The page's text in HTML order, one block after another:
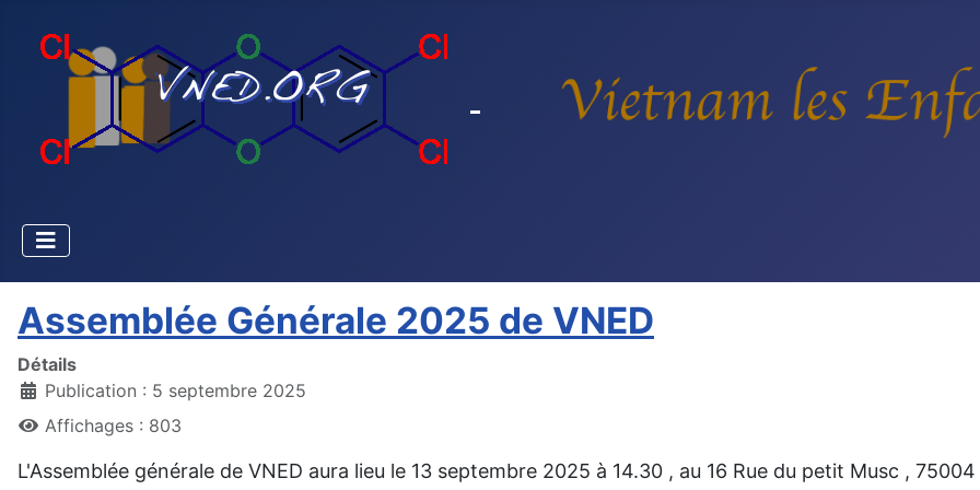
Assemblée Générale 2025 de VNED
Détails
Publication : 5 septembre 2025
Affichages : 803
L'Assemblée générale de VNED aura lieu le 13 septembre 2025 à 14.30 , au 16 Rue du petit Musc , 75004